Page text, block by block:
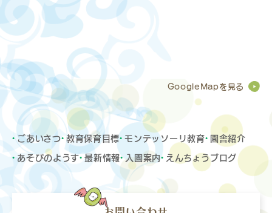
GoogleMapを見る
ごあいさつ 教育保育目標 モンテッソーリ教育 園舎紹介
あそびのようす 最新情報 入園案内 えんちょうブログ